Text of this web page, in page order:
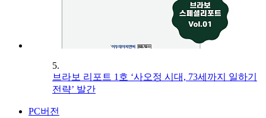
5.
브라보 리포트 1호 ‘사오정 시대, 73세까지 일하기
전략’ 발간
PC버전